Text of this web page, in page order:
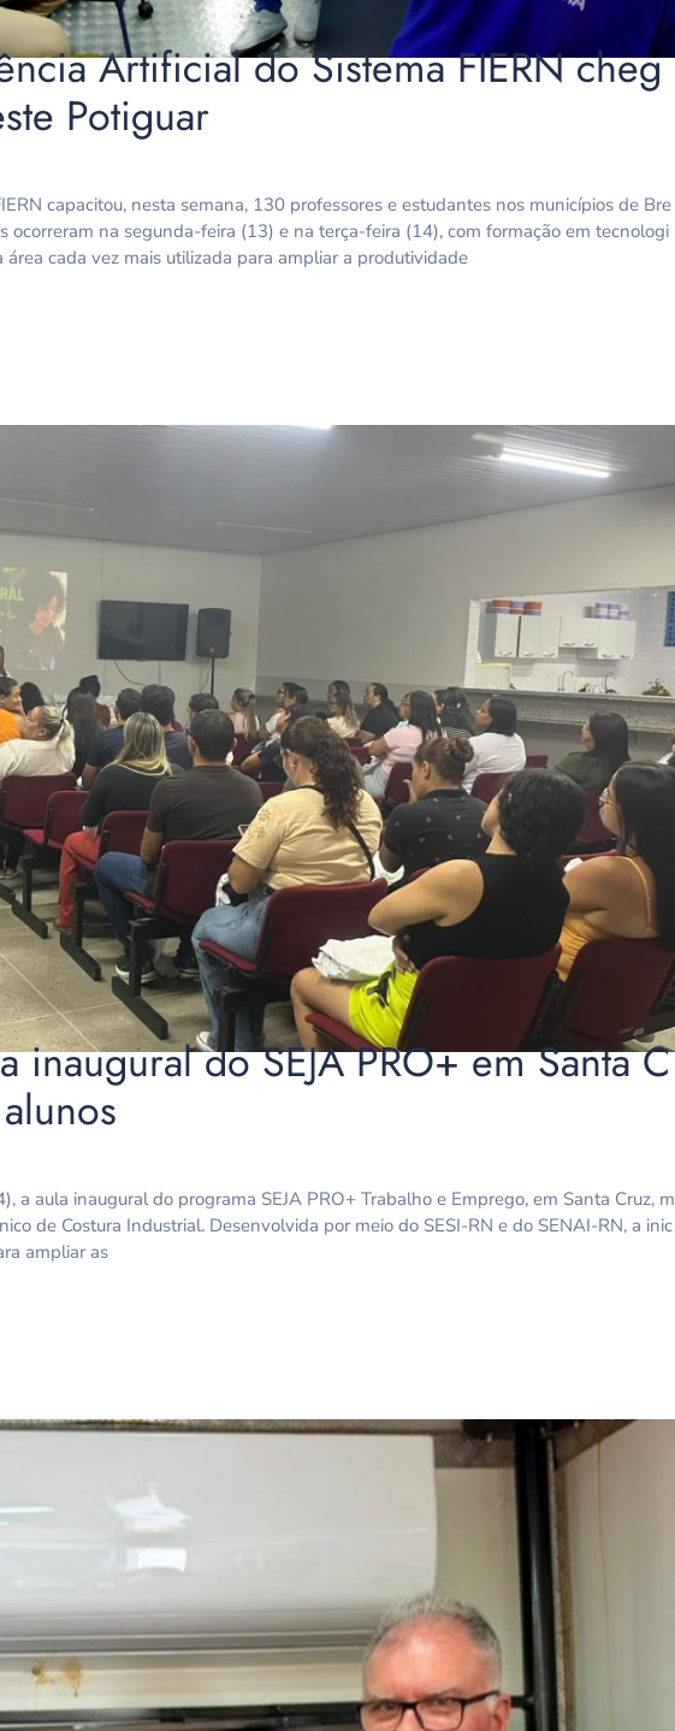
Artificial do Sistema FIERN cheg
Potiguar
capacitou, nesta semana, 130 professores e estudantes nos municípios de Bre
ocorreram na segunda-feira (13) e na terça-feira (14), com formação em tecnologi
cada vez mais utilizada para ampliar a produtividade
inaugural do SEJA PRO+ em Santa C
a aula inaugural do programa SEJA PRO+ Trabalho e Emprego, em Santa Cruz, m
de Costura Industrial. Desenvolvida por meio do SESI-RN e do SENAI-RN, a inic
ampliar as